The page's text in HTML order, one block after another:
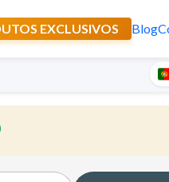
EXCLUSIVOS Blog
Recebe presente supresa
de Nossa